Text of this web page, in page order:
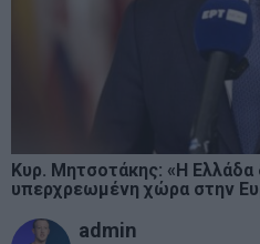
Κυρ. Μητσοτάκης: «Η Ελλάδα
υπερχρεωμένη χώρα στην
admin